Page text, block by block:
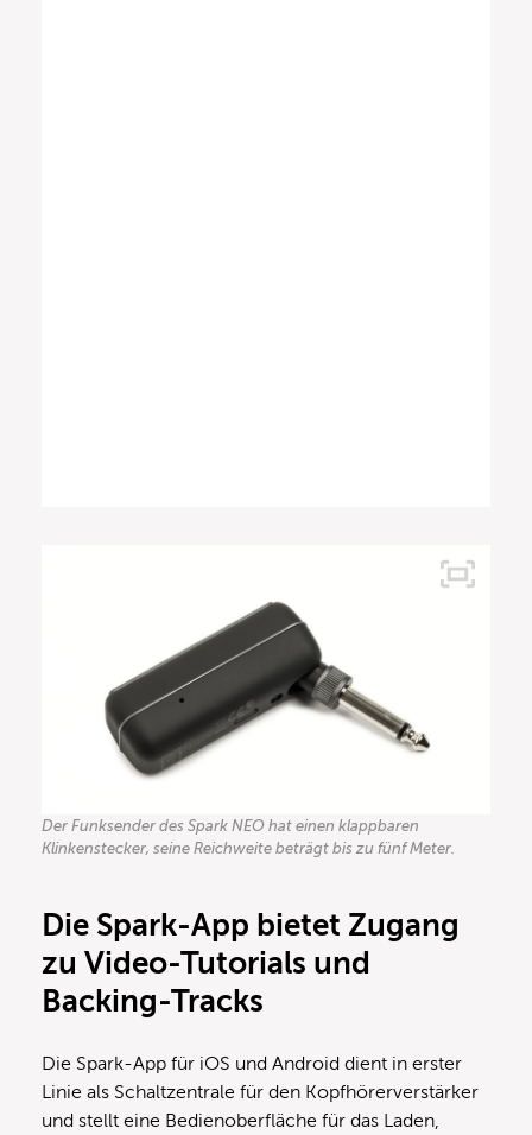
Der Funksender des Spark NEO hat einen klappbaren
Klinkenstecker, seine Reichweite beträgt bis zu fünf Meter.
Die Spark-App bietet Zugang
zu Video-Tutorials und
Backing-Tracks
Die Spark-App für iOS und Android dient in erster
Linie als Schaltzentrale für den Kopfhörerverstärker
und stellt eine Bedienoberfläche für das Laden,